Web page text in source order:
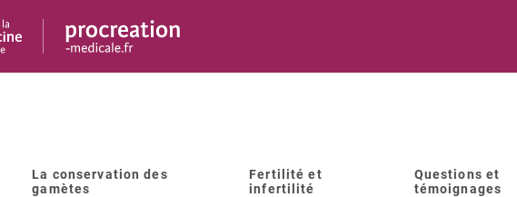
La conservation des
gamètes
Fertilité et
infertilité
Questions et
témoignages